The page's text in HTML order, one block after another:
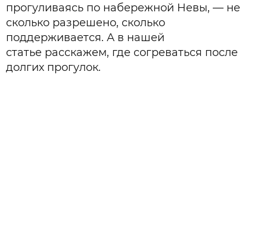
прогуливаясь по набережной Невы, — не
сколько разрешено, сколько
поддерживается. А в нашей
статье расскажем, где согреваться после
долгих прогулок.